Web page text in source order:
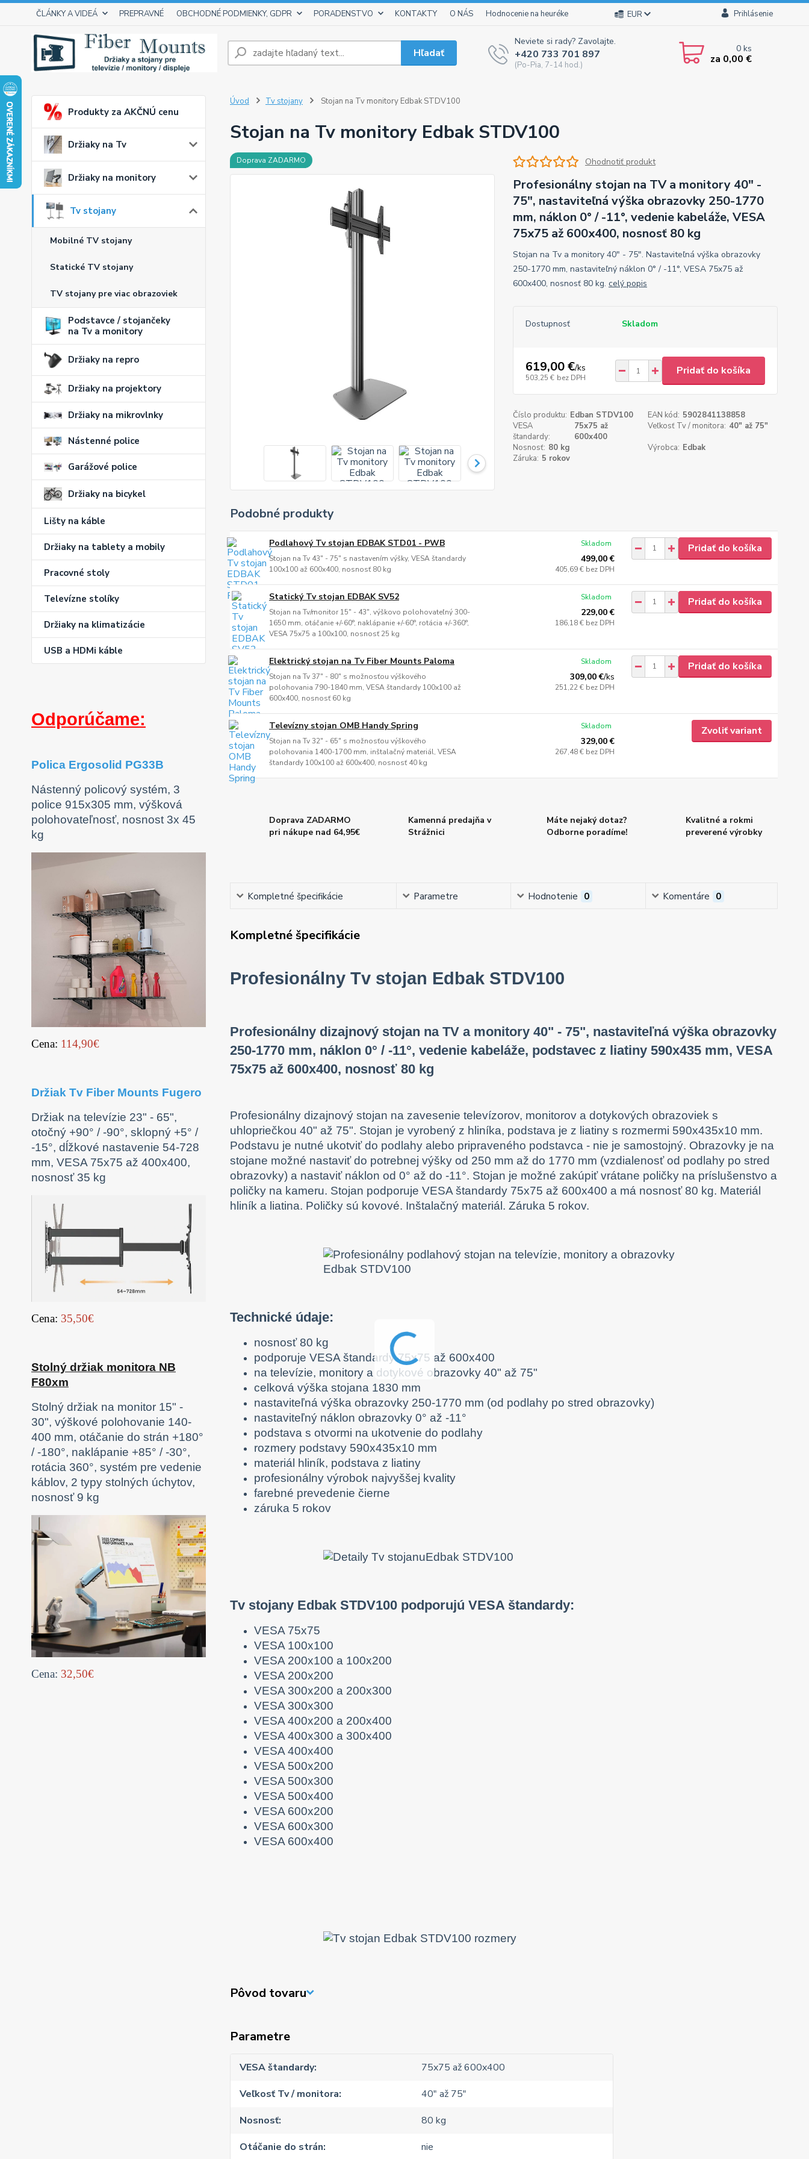
ČLÁNKY A VIDEÁ PREPRAVNÉ OBCHODNÉ PODMIENKY, GDPR PORADENSTVO KONTAKTY O NÁS Hodnocenie na heuréke EUR Prihlásenie
Hľadať
Neviete si rady? Zavolajte.
+420 733 701 897
(Po-Pia, 7-14 hod.)
0ks
za 0,00 €
Produkty za AKČNÚ cenu
Držiaky na Tv
Držiaky na monitory
Tv stojany
Mobilné TV stojany
Statické TV stojany
TV stojany pre viac obrazoviek
Podstavce / stojančeky
na Tv a monitory
Držiaky na repro
Držiaky na projektory
Držiaky na mikrovlnky
Nástenné police
Garážové police
Držiaky na bicykel
Lišty na káble
Držiaky na tablety a mobily
Pracovné stoly
Televízne stolíky
Držiaky na klimatizácie
USB a HDMi káble
Odporúčame:
Polica Ergosolid PG33B
Nástenný policový systém, 3
police 915x305 mm, výšková
polohovateľnosť, nosnost 3x 45
kg
Cena: 114,90€
Držiak Tv Fiber Mounts Fugero
Držiak na televízie 23" - 65",
otočný +90° / -90°, sklopný +5° /
-15°, dĺžkové nastavenie 54-728
mm, VESA 75x75 až 400x400,
nosnosť 35 kg
Cena: 35,50€
Stolný držiak monitora NB
F80xm
Stolný držiak na monitor 15" -
30", výškové polohovanie 140-
400 mm, otáčanie do strán +180°
/ -180°, naklápanie +85° / -30°,
rotácia 360°, systém pre vedenie
káblov, 2 typy stolných úchytov,
nosnosť 9 kg
Cena: 32,50€
Úvod Tv stojany Stojan na Tv monitory Edbak STDV100
Stojan na Tv monitory Edbak STDV100
Doprava ZADARMO Ohodnotiť produkt
Profesionálny stojan na TV a monitory 40" -
75", nastaviteľná výška obrazovky 250-1770
mm, náklon 0° / -11°, vedenie kabeláže, VESA
75x75 až 600x400, nosnosť 80 kg
Stojan na Tv a monitory 40" - 75". Nastaviteľná výška obrazovky
250-1770 mm, nastaviteľný náklon 0° / -11°, VESA 75x75 až
600x400, nosnosť 80 kg. celý popis
Dostupnosť Skladom
619,00 €/ks
503,25 € bez DPH
Pridať do košíka
Číslo produktu: Edban STDV100 EAN kód: 5902841138858
VESA
štandardy:
75x75 až
600x400
Veľkosť Tv / monitora: 40" až 75"
Nosnosť: 80 kg Výrobca: Edbak
Záruka: 5 rokov
Podobné produkty
Podlahový Tv stojan EDBAK STD01 - PWB
Stojan na Tv 43" - 75" s nastavením výšky, VESA štandardy
100x100 až 600x400, nosnosť 80 kg
499,00 €
405,69 € bez DPH
Skladom Pridať do košíka
Statický Tv stojan EDBAK SV52
Stojan na Tv/monitor 15" - 43", výškovo polohovateľný 300-
1650 mm, otáčanie +/-60°, naklápanie +/-60°, rotácia +/-360°,
VESA 75x75 a 100x100, nosnosť 25 kg
229,00 €
186,18 € bez DPH
Skladom Pridať do košíka
Elektrický stojan na Tv Fiber Mounts Paloma
Stojan na Tv 37" - 80" s možnosťou výškového
polohovania 790-1840 mm, VESA štandardy 100x100 až
600x400, nosnosť 60 kg
309,00 €/ks
251,22 € bez DPH
Skladom Pridať do košíka
Televízny stojan OMB Handy Spring
Stojan na Tv 32" - 65" s možnosťou výškového
polohovania 1400-1700 mm, inštalačný materiál, VESA
štandardy 100x100 až 600x400, nosnosť 40 kg
329,00 €
267,48 € bez DPH
Skladom Zvoliť variant
Doprava ZADARMO
pri nákupe nad 64,95€
Kamenná predajňa v
Strážnici
Máte nejaký dotaz?
Odborne poradíme!
Kvalitné a rokmi
preverené výrobky
Kompletné špecifikácie Parametre Hodnotenie 0 Komentáre 0
Kompletné špecifikácie
Profesionálny Tv stojan Edbak STDV100
Profesionálny dizajnový stojan na TV a monitory 40" - 75", nastaviteľná výška obrazovky
250-1770 mm, náklon 0° / -11°, vedenie kabeláže, podstavec z liatiny 590x435 mm, VESA
75x75 až 600x400, nosnosť 80 kg
Profesionálny dizajnový stojan na zavesenie televízorov, monitorov a dotykových obrazoviek s
uhlopriečkou 40" až 75". Stojan je vyrobený z hliníka, podstava je z liatiny s rozmermi 590x435x10 mm.
Podstavu je nutné ukotviť do podlahy alebo pripraveného podstavca - nie je samostojný. Obrazovky je na
stojane možné nastaviť do potrebnej výšky od 250 mm až do 1770 mm (vzdialenosť od podlahy po stred
obrazovky) a nastaviť náklon od 0° až do -11°. Stojan je možné zakúpiť vrátane poličky na príslušenstvo a
poličky na kameru. Stojan podporuje VESA štandardy 75x75 až 600x400 a má nosnosť 80 kg. Materiál
hliník a liatina. Poličky sú kovové. Inštalačný materiál. Záruka 5 rokov.
Technické údaje:
nosnosť 80 kg
podporuje VESA štandardy 75x75 až 600x400
na televízie, monitory a dotykové obrazovky 40" až 75"
celková výška stojana 1830 mm
nastaviteľná výška obrazovky 250-1770 mm (od podlahy po stred obrazovky)
nastaviteľný náklon obrazovky 0° až -11°
podstava s otvormi na ukotvenie do podlahy
rozmery podstavy 590x435x10 mm
materiál hliník, podstava z liatiny
profesionálny výrobok najvyššej kvality
farebné prevedenie čierne
záruka 5 rokov
Tv stojany Edbak STDV100 podporujú VESA štandardy:
VESA 75x75
VESA 100x100
VESA 200x100 a 100x200
VESA 200x200
VESA 300x200 a 200x300
VESA 300x300
VESA 400x200 a 200x400
VESA 400x300 a 300x400
VESA 400x400
VESA 500x200
VESA 500x300
VESA 500x400
VESA 600x200
VESA 600x300
VESA 600x400
Pôvod tovaru
Parametre
VESA štandardy
75x75 až 600x400
Veľkosť Tv / monitora
40" až 75"
Nosnosť
80 kg
Otáčanie do strán
nie